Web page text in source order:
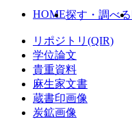
HOME探す・調べる
リポジトリ(QIR)
学位論文
貴重資料
麻生家文書
蔵書印画像
炭鉱画像